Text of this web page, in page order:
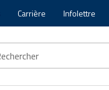
Carrière Infolettre